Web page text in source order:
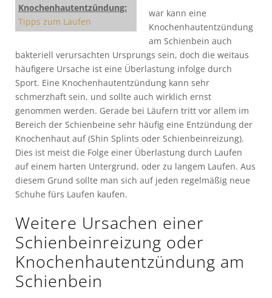
Knochenhautentzündung:
Tipps zum Laufen
war kann eine
Knochenhautentzündung
am Schienbein auch
bakteriell verursachten Ursprungs sein, doch die weitaus
häufigere Ursache ist eine Überlastung infolge durch
Sport. Eine Knochenhautentzündung kann sehr
schmerzhaft sein, und sollte auch wirklich ernst
genommen werden. Gerade bei Läufern tritt vor allem im
Bereich der Schienbeine sehr häufig eine Entzündung der
Knochenhaut auf (Shin Splints oder Schienbeinreizung).
Dies ist meist die Folge einer Überlastung durch Laufen
auf einem harten Untergrund, oder zu langem Laufen. Aus
diesem Grund sollte man sich auf jeden regelmäßig neue
Schuhe fürs Laufen kaufen.
Weitere Ursachen einer
Schienbeinreizung oder
Knochenhautentzündung am
Schienbein